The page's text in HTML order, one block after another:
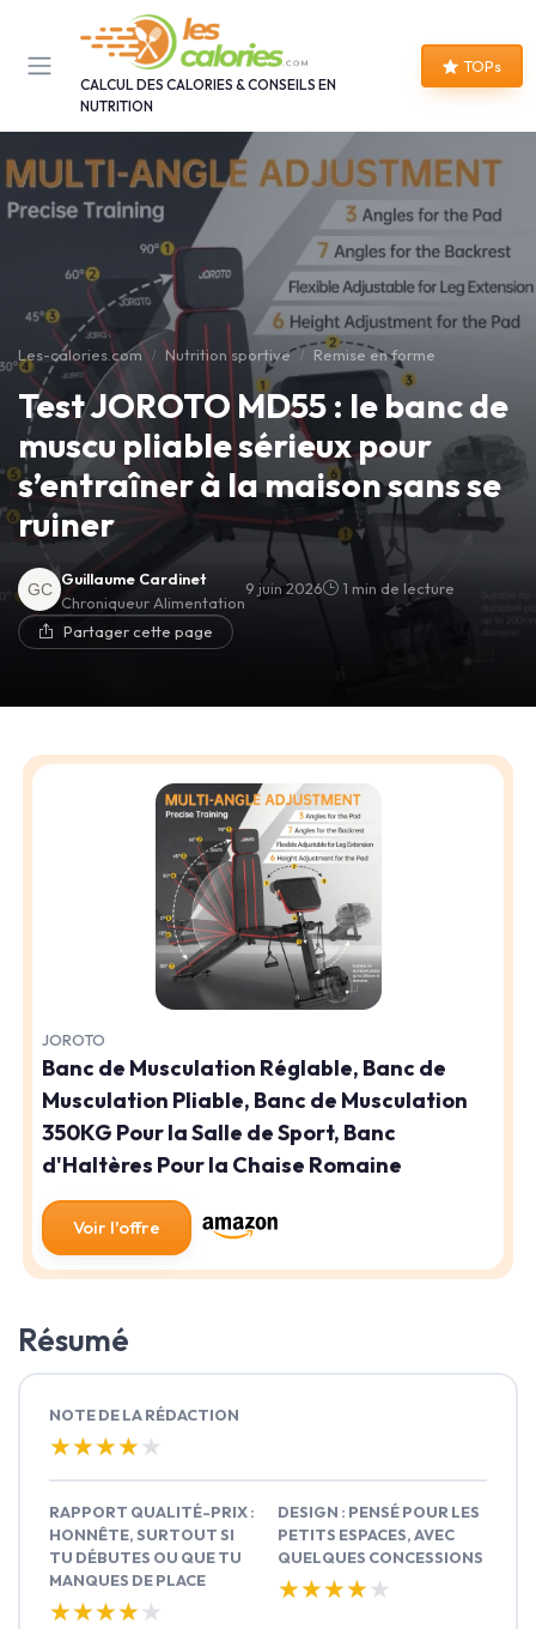
CALCUL DES CALORIES & CONSEILS EN
NUTRITION
TOPs
Les-calories.com Nutrition sportive Remise en forme
Test JOROTO MD55 : le banc de
muscu pliable sérieux pour
s’entraîner à la maison sans se
ruiner
Guillaume Cardinet
Chroniqueur Alimentation
9 juin 2026 1 min de lecture
Partager cette page
JOROTO
Banc de Musculation Réglable, Banc de
Musculation Pliable, Banc de Musculation
350KG Pour la Salle de Sport, Banc
d'Haltères Pour la Chaise Romaine
Voir l'offre
Résumé
NOTE DE LA RÉDACTION
★★★★★
★★★★★
RAPPORT QUALITÉ-PRIX :
HONNÊTE, SURTOUT SI
TU DÉBUTES OU QUE TU
MANQUES DE PLACE
★★★★★
★★★★★
DESIGN : PENSÉ POUR LES
PETITS ESPACES, AVEC
QUELQUES CONCESSIONS
★★★★★
★★★★★
Panneau de gestion des cookies